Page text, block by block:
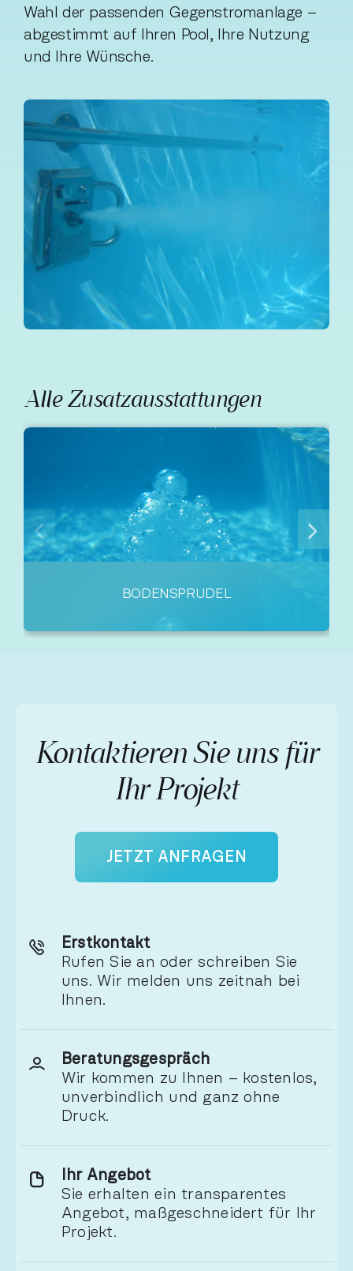
Wahl der passenden Gegenstromanlage –
abgestimmt auf Ihren Pool, Ihre Nutzung
und Ihre Wünsche.
Alle Zusatzausstattungen
BODENSPRUDEL
Kontaktieren Sie uns für
Ihr Projekt
JETZT ANFRAGEN
Erstkontakt
Rufen Sie an oder schreiben Sie
uns. Wir melden uns zeitnah bei
Ihnen.
Beratungsgespräch
Wir kommen zu Ihnen – kostenlos,
unverbindlich und ganz ohne
Druck.
Ihr Angebot
Sie erhalten ein transparentes
Angebot, maßgeschneidert für Ihr
Projekt.